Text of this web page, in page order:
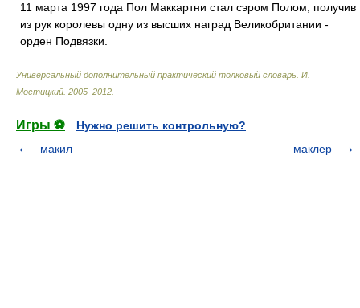
11 марта 1997 года Пол Маккартни стал сэром Полом, получив
из рук королевы одну из высших наград Великобритании -
орден Подвязки.
Универсальный дополнительный практический толковый словарь И.
Мостицкий 2005–2012
Игры ⚽
Нужно решить контрольную?
макил
маклер